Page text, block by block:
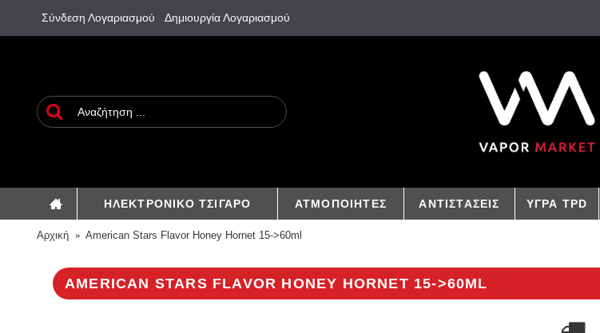
Σύνδεση Λογαριασμού Δημιουργία Λογαριασμού
ΗΛΕΚΤΡΟΝΙΚΟ ΤΣΙΓΑΡΟ ΑΤΜΟΠΟΙΗΤΕΣ ΑΝΤΙΣΤΑΣΕΙΣ ΥΓΡΑ TPD
Αρχική American Stars Flavor Honey Hornet 15->60ml
AMERICAN STARS FLAVOR HONEY HORNET 15->60ML